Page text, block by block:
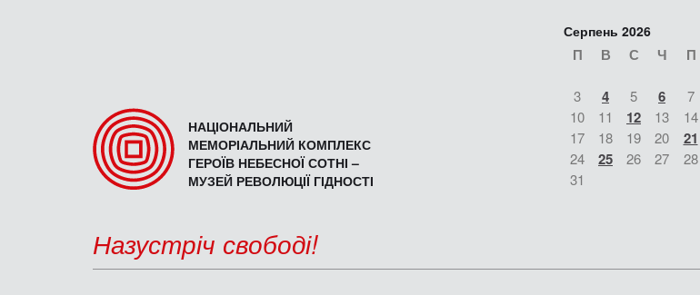
НАЦІОНАЛЬНИЙ
МЕМОРІАЛЬНИЙ КОМПЛЕКС
ГЕРОЇВ НЕБЕСНОЇ СОТНІ –
МУЗЕЙ РЕВОЛЮЦІЇ ГІДНОСТІ
Серпень 2026
П В С Ч П
3 4 5 6 7
10
11 12 13 14
17
18 19 20 21
24
25 26 27 28
31
Назустріч свободі!